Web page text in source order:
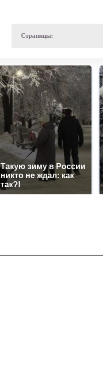
Страницы:
Такую зиму в России
никто не ждал: как
так?!